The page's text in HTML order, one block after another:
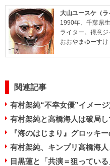
大山ユースケ（ラ
1990年、千葉県
ライター。得意ジ
おおやまゆーすけ
関連記事
有村架純“不幸女優”イメー
有村架純と高橋海人は破局し
『海のはじまり』グロッキ
有村架純、キンプリ高橋海
目黒蓮と「共演＝狙ってい